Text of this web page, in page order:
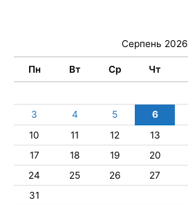
Серпень 2026
Пн Вт Ср Чт
3
4 5 6
10
11 12 13
17
18 19 20
24
25 26 27
31